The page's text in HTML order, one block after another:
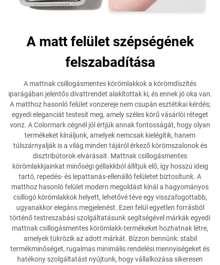
A matt felület szépségének
felszabadítása
A mattnak csillogásmentes körömlakkok a körömdíszítés
iparágában jelentős divattrendet alakítottak ki, és ennek jó oka van.
A matthoz hasonló felület vonzereje nem csupán esztétikai kérdés;
egyedi eleganciát testesít meg, amely széles körű vásárlói réteget
vonz. A Colormark cégnél jól értjük annak fontosságát, hogy olyan
termékeket kínáljunk, amelyek nemcsak kielégítik, hanem
túlszárnyalják is a világ minden tájáról érkező körömszalonok és
disztribútorok elvárásait. Mattnak csillogásmentes
körömlakkjainkat minőségi géllakkból állítjuk elő, így hosszú ideig
tartó, repedés- és lepattanás-ellenálló felületet biztosítunk. A
matthoz hasonló felület modern megoldást kínál a hagyományos
csillogó körömlakkok helyett, lehetővé téve egy visszafogottabb,
ugyanakkor elegáns megjelenést. Ezen felül egyetlen forrásból
történő testreszabási szolgáltatásunk segítségével márkák egyedi
mattnak csillogásmentes körömlakk-termékeket hozhatnak létre,
amelyek tükrözik az adott márkát. Bízzon bennünk: stabil
termékminőséget, rugalmas minimális rendelési mennyiségeket és
hatékony szolgáltatást nyújtunk, hogy vállalkozása sikeresen